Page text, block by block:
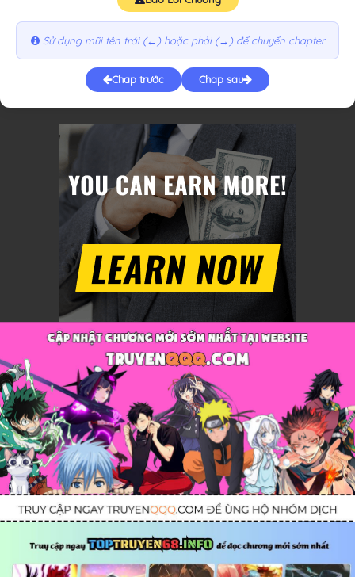
Sử dụng mũi tên trái (←) hoặc phải (→) để chuyển chapter
Chap trước Chap sau